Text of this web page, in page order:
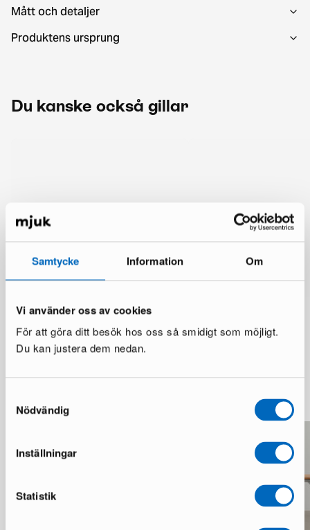
Samtycke Information Om
Vi använder oss av cookies
För att göra ditt besök hos oss så smidigt som möjligt.
Du kan justera dem nedan.
Nödvändig
Inställningar
Statistik
Mått och detaljer
Produktens ursprung
Du kanske också gillar